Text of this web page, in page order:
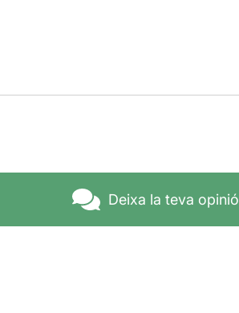
Deixa la teva opinió